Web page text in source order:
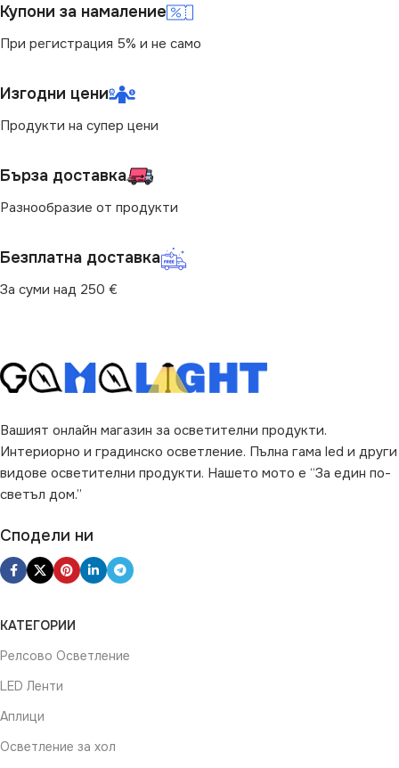
Купони за намаление
При регистрация 5% и не само
Изгодни цени
Продукти на супер цени
Бърза доставка
Разнообразие от продукти
Безплатна доставка
За суми над 250 €
Вашият онлайн магазин за осветителни продукти.
Интериорно и градинско осветление. Пълна гама led и други
видове осветителни продукти. Нашето мото е “За един по-
светъл дом.”
Сподели ни
КАТЕГОРИИ
Релсово Осветление
LED Ленти
Аплици
Осветление за хол